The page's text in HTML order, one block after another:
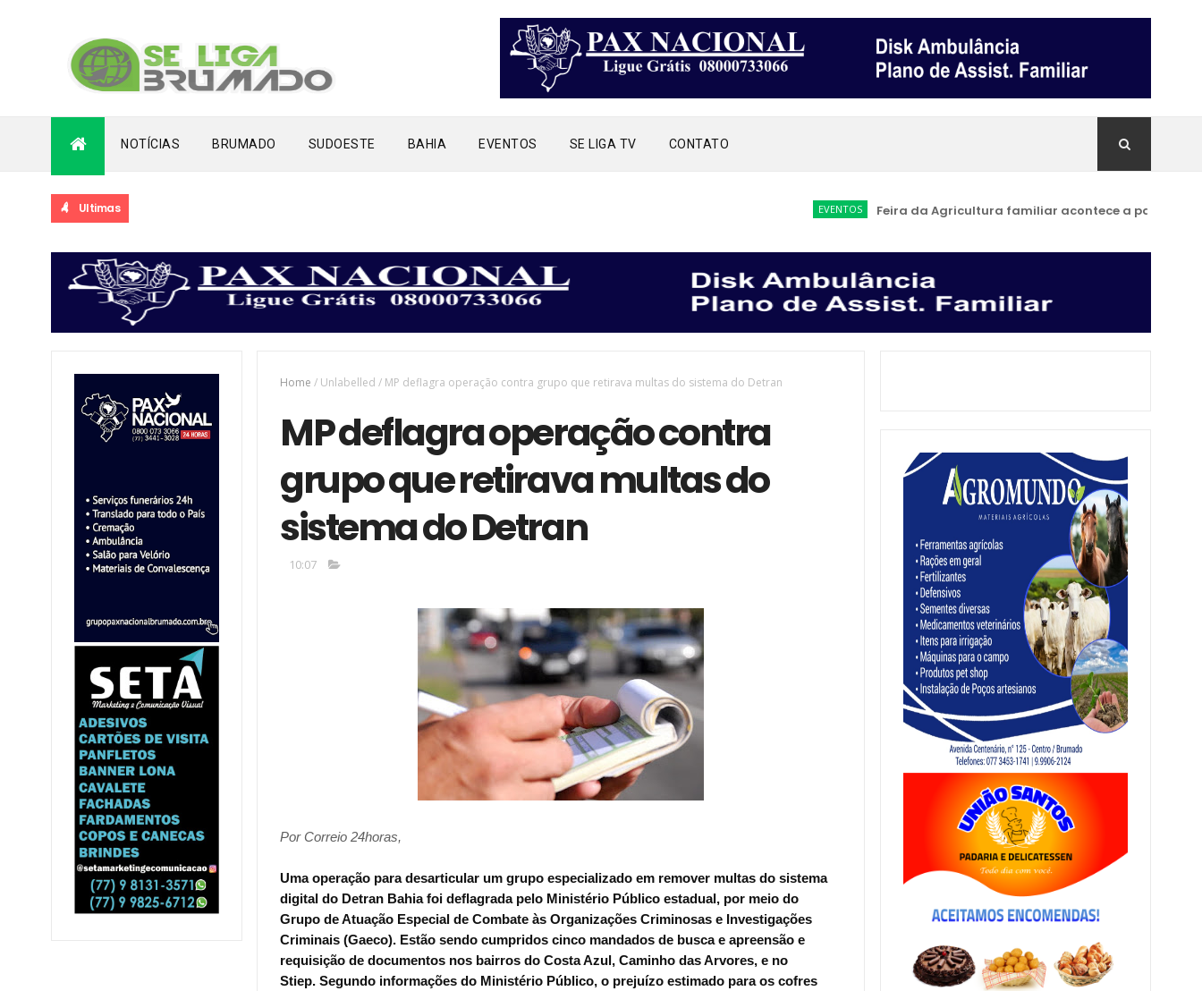
NOTÍCIAS BRUMADO SUDOESTE BAHIA EVENTOS SE LIGA TV CONTATO
Ultimas EVENTOS Feira da Agricultura familiar acontece a partir de
Home / Unlabelled/ MP deflagra operação contra grupo que retirava multas do sistema do Detran
MP deflagra operação contra
grupo que retirava multas do
sistema do Detran
10:07
Por Correio 24horas,
Uma operação para desarticular um grupo especializado em remover multas do sistema
digital do Detran Bahia foi deflagrada pelo Ministério Público estadual, por meio do
Grupo de Atuação Especial de Combate às Organizações Criminosas e Investigações
Criminais (Gaeco). Estão sendo cumpridos cinco mandados de busca e apreensão e
requisição de documentos nos bairros do Costa Azul, Caminho das Arvores, e no
Stiep.Segundo informações do Ministério Público, o prejuízo estimado para os cofres